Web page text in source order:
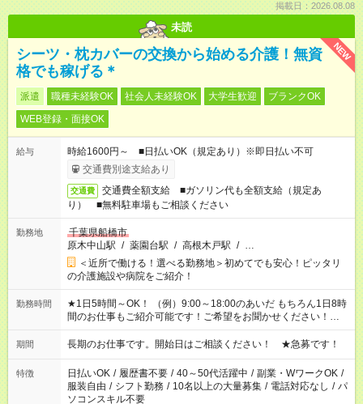
掲載日：2026.08.08
未読
NEW
シーツ・枕カバーの交換から始める介護！無資
格でも稼げる＊
派遣 職種未経験OK 社会人未経験OK 大学生歓迎
ブランクOK
WEB登録・面接OK
給与
時給1600円～ ■日払いOK（規定あり）※即日払い不可
交通費別途支給あり
交通費
交通費全額支給 ■ガソリン代も全額支給（規定あ
り） ■無料駐車場もご相談ください
勤務地
千葉県船橋市
原木中山駅 / 薬園台駅 / 高根木戸駅 / …
＜近所で働ける！選べる勤務地＞初めてでも安心！ピッタリ
の介護施設や病院をご紹介！
勤務時間
★1日5時間～OK！ （例）9:00～18:00のあいだ もちろん1日8時
間のお仕事もご紹介可能です！ご希望をお聞かせください！★家
庭の都合でお休みが必要な場合も遠慮なくご相談ください。 ※
週最低15時間以上の勤務が必要です
期間 長期のお仕事です。開始日はご相談ください！ ★急募です！
特徴 日払いOK / 履歴書不要 / 40～50代活躍中 / 副業・WワークOK /
服装自由 / シフト勤務 / 10名以上の大量募集 / 電話対応なし / パ
ソコンスキル不要